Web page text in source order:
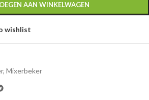
AAN WINKELWAGEN
wishlist
, Mixerbeker